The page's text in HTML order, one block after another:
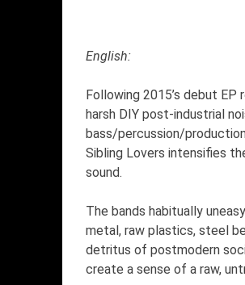
English:
Following 2015’s debut
harsh DIY post-industrial
bass/percussion/production
Sibling Lovers intensifies
sound.
The bands habitually
metal, raw plastics, steel
detritus of postmodern
create a sense of a raw,